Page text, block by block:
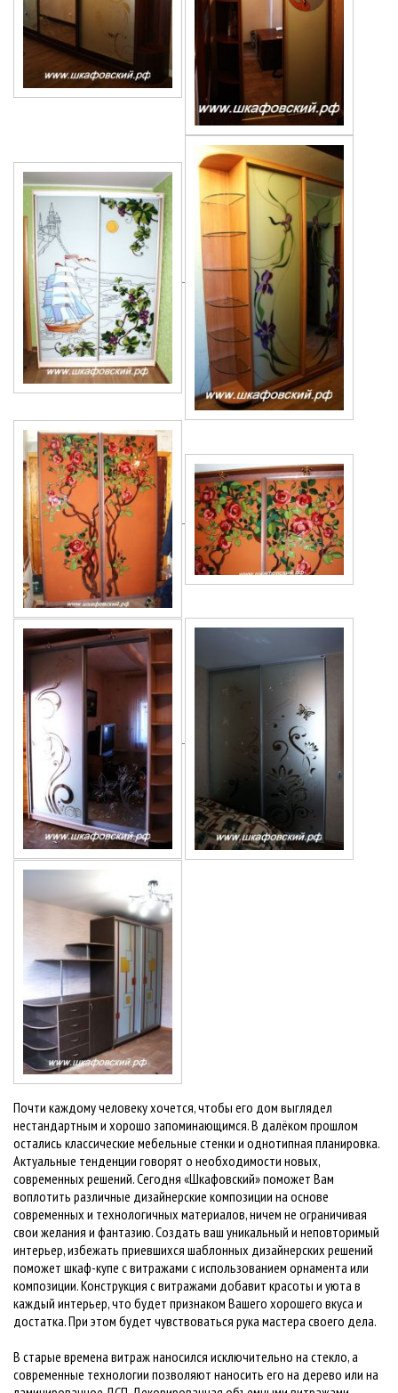
Почти каждому человеку хочется, чтобы его дом выглядел
нестандартным и хорошо запоминающимся. В далёком прошлом
остались классические мебельные стенки и однотипная планировка.
Актуальные тенденции говорят о необходимости новых,
современных решений. Сегодня «Шкафовский» поможет Вам
воплотить различные дизайнерские композиции на основе
современных и технологичных материалов, ничем не ограничивая
свои желания и фантазию. Создать ваш уникальный и неповторимый
интерьер, избежать приевшихся шаблонных дизайнерских решений
поможет шкаф-купе с витражами с использованием орнамента или
композиции. Конструкция с витражами добавит красоты и уюта в
каждый интерьер, что будет признаком Вашего хорошего вкуса и
достатка. При этом будет чувствоваться рука мастера своего дела.
В старые времена витраж наносился исключительно на стекло, а
современные технологии позволяют наносить его на дерево или на